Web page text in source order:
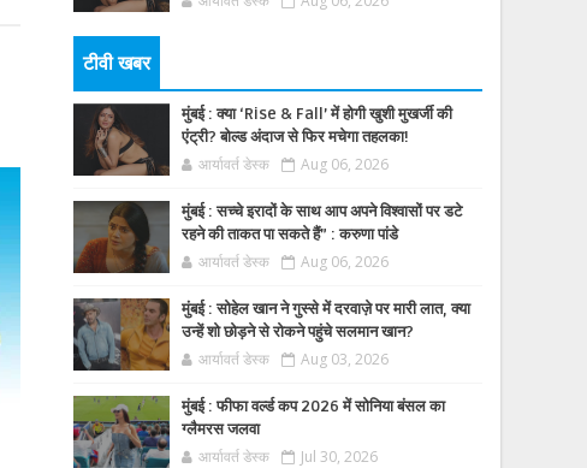
टीवी खबर
मुंबई : क्या ‘Rise & Fall’ में होगी खुशी मुखर्जी की
एंट्री? बोल्ड अंदाज से फिर मचेगा तहलका!
आर्यावर्त डेस्क Aug 06, 2026
मुंबई : सच्चे इरादों के साथ आप अपने विश्वासों पर डटे
रहने की ताकत पा सकते हैं” : करुणा पांडे
आर्यावर्त डेस्क Aug 06, 2026
मुंबई : सोहेल खान ने गुस्से में दरवाज़े पर मारी लात, क्या
उन्हें शो छोड़ने से रोकने पहुंचे सलमान खान?
आर्यावर्त डेस्क Aug 03, 2026
मुंबई : फीफा वर्ल्ड कप 2026 में सोनिया बंसल का
ग्लैमरस जलवा
आर्यावर्त डेस्क Jul 30, 2026